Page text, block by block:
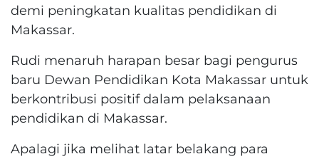
demi peningkatan kualitas pendidikan di
Makassar.
Rudi menaruh harapan besar bagi pengurus
baru Dewan Pendidikan Kota Makassar untuk
berkontribusi positif dalam pelaksanaan
pendidikan di Makassar.
Apalagi jika melihat latar belakang para